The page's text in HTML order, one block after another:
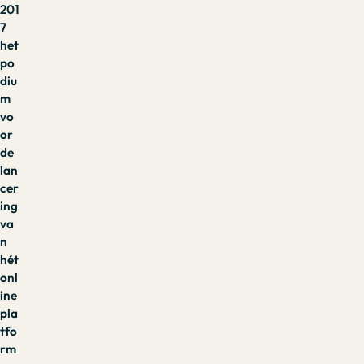
201
7
het
po
diu
m
vo
or
de
lan
cer
ing
va
n
hét
onl
ine
pla
tfo
rm